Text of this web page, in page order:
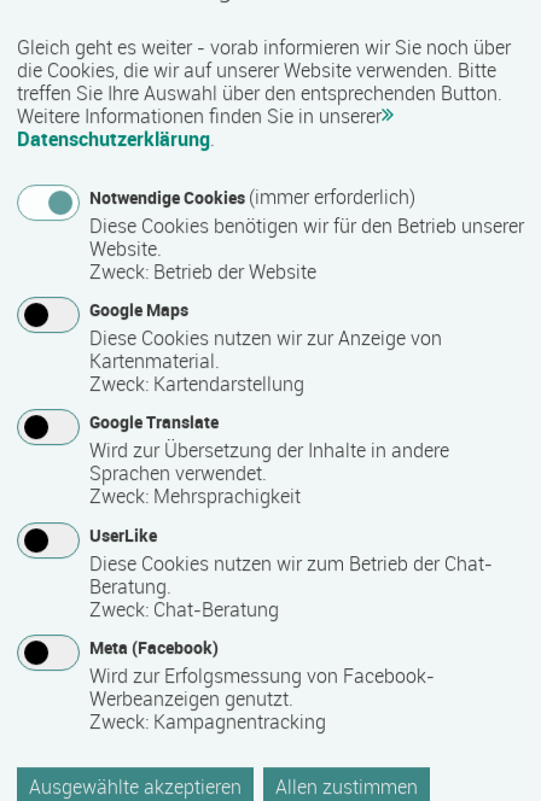
technische, gewerblich-handwerkliche sowie IT-bezogene
Qualifizierungen angeboten. Je nach Maßnahme besteht
zudem die Möglichkeit, anerkannte Zusatzqualifikationen
und Zertifikate zu erwerben, die den beruflichen Werdegang
Qualität und Besonderheiten:
Als zertifizierter Bildungsträger erfüllt COMCAVE die
Qualitätsanforderungen für die Förderung von
Weiterbildungsmaßnahmen durch öffentliche Kostenträger
wie die Agentur für Arbeit oder Jobcenter. Viele Angebote
sind nach der AZAV (Akkreditierungs- und
Zulassungsverordnung Arbeitsförderung) zugelassen und
damit förderfähig. Mit einem vielfältigen Bildungsangebot,
praxisnahen Inhalten und einer bundesweiten Präsenz
unterstützt COMCAVE Menschen bei ihrer beruflichen
Qualifizierung und Weiterbildung.
Kontakt
Gleich geht es weiter - vorab informieren wir Sie noch über
die Cookies, die wir auf unserer Website verwenden. Bitte
treffen Sie Ihre Auswahl über den entsprechenden Button.
Weitere Informationen finden Sie in unserer
Datenschutzerklärung.
Notwendige Cookies (immer erforderlich)
Diese Cookies benötigen wir für den Betrieb unserer
Website.
Zweck: Betrieb der Website
Google Maps
Diese Cookies nutzen wir zur Anzeige von
Kartenmaterial.
Zweck: Kartendarstellung
Google Translate
Wird zur Übersetzung der Inhalte in andere
Sprachen verwendet.
Zweck: Mehrsprachigkeit
UserLike
Diese Cookies nutzen wir zum Betrieb der Chat-
Beratung.
Zweck: Chat-Beratung
Meta (Facebook)
Wird zur Erfolgsmessung von Facebook-
Werbeanzeigen genutzt.
Zweck: Kampagnentracking
Ausgewählte akzeptieren Allen zustimmen